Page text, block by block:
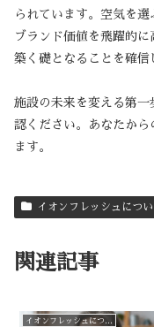
られています。空気を
ブランド価値を飛躍的
築く礎となることを確信
施設の未来を変える第
認ください。あなたから
ます。
イオンフレッシュについ
関連記事
イオンフレッシュについて